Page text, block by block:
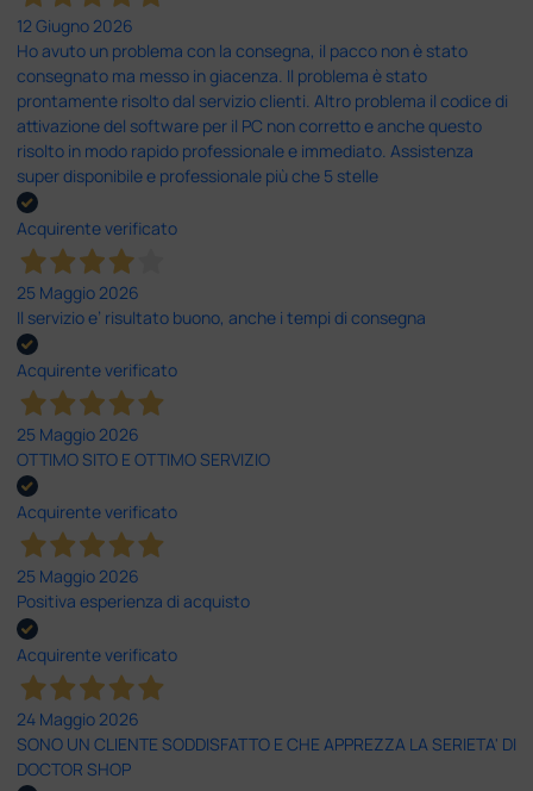
12 Giugno 2026
Ho avuto un problema con la consegna, il pacco non è stato
consegnato ma messo in giacenza. Il problema è stato
prontamente risolto dal servizio clienti. Altro problema il codice di
attivazione del software per il PC non corretto e anche questo
risolto in modo rapido professionale e immediato. Assistenza
super disponibile e professionale più che 5 stelle
Acquirente verificato
25 Maggio 2026
Il servizio e’ risultato buono, anche i tempi di consegna
Acquirente verificato
25 Maggio 2026
OTTIMO SITO E OTTIMO SERVIZIO
Acquirente verificato
25 Maggio 2026
Positiva esperienza di acquisto
Acquirente verificato
24 Maggio 2026
SONO UN CLIENTE SODDISFATTO E CHE APPREZZA LA SERIETA' DI
DOCTOR SHOP